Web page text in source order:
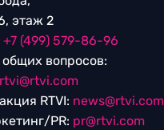
этаж 2
+7 (499) 579-86-96
вопросов:
RTVI: news@rtvi.com
PR: pr@rtvi.com